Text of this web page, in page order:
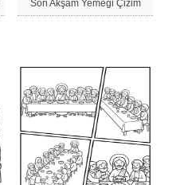
Son Akşam Yemeği Çizim